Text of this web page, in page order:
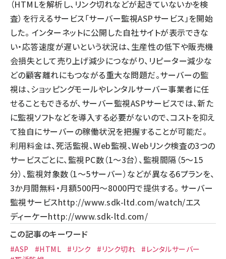
（HTMLを解析し、リンク切れなどが起きていないかを検
査）を行えるサービス「サーバー監視ASPサービス」を開始
した。 インターネットに公開した自社サイトが表示できな
い・応答速度が遅いという状況は、生産性の低下や販売機
会損失として売り上げ減少につながり、リピーター減少な
どの顧客離れにもつながる重大な問題だ。サーバーの監
視は、ショッピングモールやレンタルサーバー事業者に任
せることもできるが、サーバー監視ASPサービスでは、新た
に監視ソフトなどを導入する必要がないので、コストを抑え
て独自にサーバーの稼働状況を把握することが可能だ。
利用料金は、死活監視、Web監視、Webリンク検査の3つの
サービスごとに、監視PC数（1～3台）、監視間隔（5～15
分）、監視対象数（1～5サーバー）などが異なる6プランを、
3か月間無料・月額500円～8000円で提供する。 サーバー
監視サービスhttp://www.sdk-ltd.com/watch/エス
ディーケーhttp://www.sdk-ltd.com/
この記事のキーワード
#ASP #HTML #リンク #リンク切れ
#レンタルサーバー